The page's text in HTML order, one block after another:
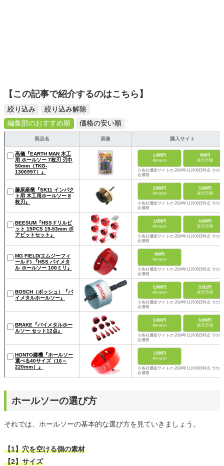
【この記事で紹介するのはこちら】
絞り込み
絞り込み解除
編集部のおすすめ順
価格の安い順
商品名 画像 購入サイト
高儀『EARTH MAN 木工
用 ホールソー 7枚刃 刃巾
50mm（TKG-
1306997）』
1,495円
Amazon
998円
楽天市場
※各社通販サイトの 2024年11月06日時点 での税
込価格
藤原産業『SK11 インパク
ト用 木工用ホールソー 8
枚刃』
2,800円
Amazon
3,390円
楽天市場
※各社通販サイトの 2024年11月06日時点 での税
込価格
BEESUM『HSSドリルビ
ット 15PCS 15-53mm ボ
アビットセット』
1,659円
Amazon
4,638円
楽天市場
※各社通販サイトの 2024年11月06日時点 での税
込価格
MG FIELD(エムジーフィ
ールド) 『HSS バイメタ
ル ホールソー 100ミリ』
899円
Amazon
※各社通販サイトの 2024年11月06日時点 での税
込価格
BOSCH（ボッシュ）『バ
イメタルホールソー』
2,009円
Amazon
3,512円
楽天市場
※各社通販サイトの 2024年11月06日時点 での税
込価格
BRAKE『バイメタルホー
ルソー セット12点』
3,000円
Amazon
3,000円
楽天市場
※各社通販サイトの 2024年11月06日時点 での税
込価格
HONTO建機『ホールソー
選べる40サイズ（16～
220mm）』
1,590円
Amazon
※各社通販サイトの 2024年11月06日時点 での税
込価格
ホールソーの選び方
それでは、ホールソーの基本的な選び方を見ていきましょう。
【1】穴を空ける側の素材
【2】サイズ